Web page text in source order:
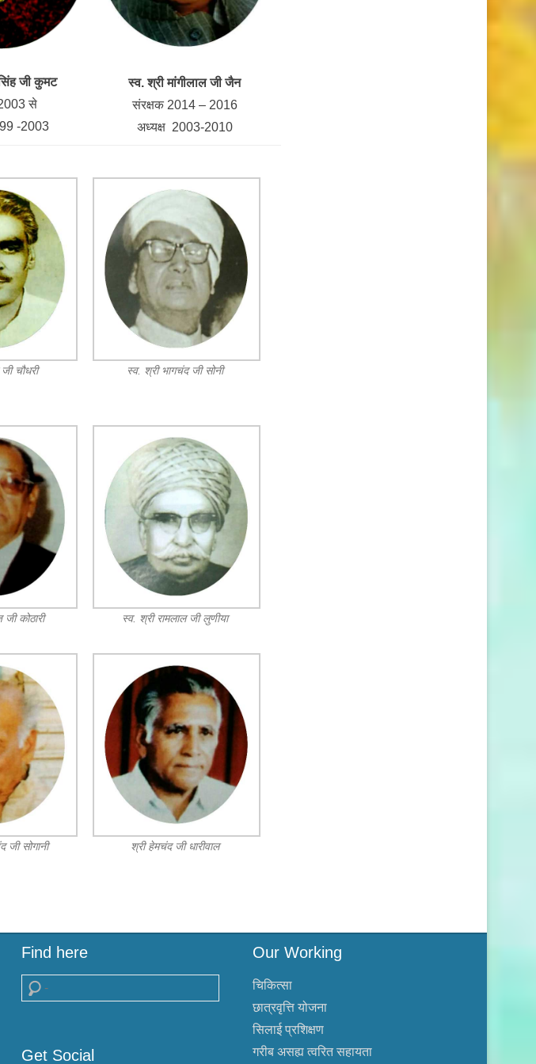
जी कुमट
से
-2003
स्व. श्री मांगीलाल जी जैन
संरक्षक 2014 – 2016
अध्यक्ष 2003-2010
चौधरी स्व. श्री भागचंद जी सोनी
कोठारी स्व. श्री रामलाल जी लुणीया
जी सोगानी श्री हेमचंद जी धारीवाल
Find here
Search
Get Social
Our Working
चिकित्सा
छात्रवृत्ति योजना
सिलाई प्रशिक्षण
गरीब असह्य त्वरित सहायता